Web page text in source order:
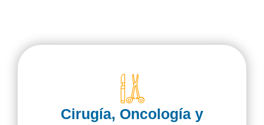
Cirugía, Oncología y